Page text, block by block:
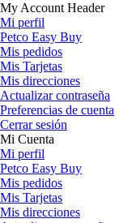
My Account Header
Mi perfil
Petco Easy Buy
Mis pedidos
Mis Tarjetas
Mis direcciones
Actualizar contraseña
Preferencias de cuenta
Cerrar sesión
Mi Cuenta
Mi perfil
Petco Easy Buy
Mis pedidos
Mis Tarjetas
Mis direcciones